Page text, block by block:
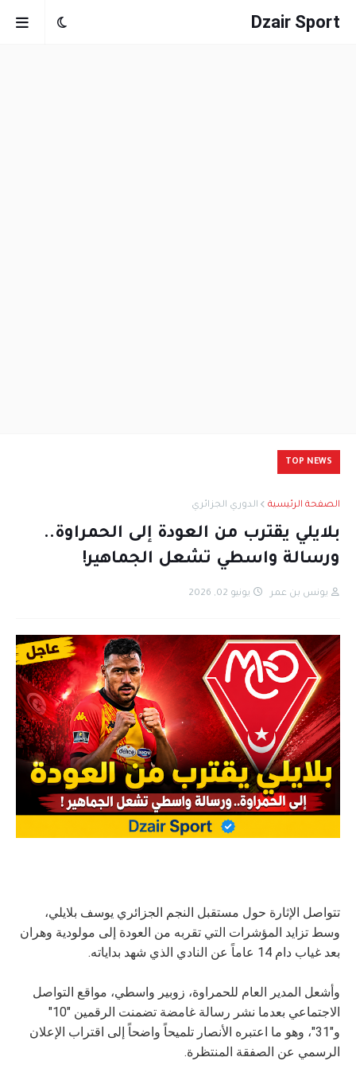
Dzair Sport
TOP NEWS
الصفحة الرئيسية الدوري الجزائري
بلايلي يقترب من العودة إلى الحمراوة..
ورسالة واسطي تشعل الجماهير!
يونس بن عمر يونيو 02, 2026
تتواصل الإثارة حول مستقبل النجم الجزائري يوسف بلايلي،
وسط تزايد المؤشرات التي تقربه من العودة إلى مولودية وهران
بعد غياب دام 14 عاماً عن النادي الذي شهد بداياته.
وأشعل المدير العام للحمراوة، زوبير واسطي، مواقع التواصل
الاجتماعي بعدما نشر رسالة غامضة تضمنت الرقمين "10"
و"31"، وهو ما اعتبره الأنصار تلميحاً واضحاً إلى اقتراب الإعلان
الرسمي عن الصفقة المنتظرة.